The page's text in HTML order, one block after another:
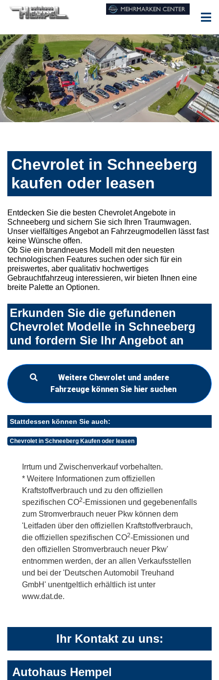
Chevrolet in Schneeberg
kaufen oder leasen
Entdecken Sie die besten Chevrolet Angebote in
Schneeberg und sichern Sie sich Ihren Traumwagen.
Unser vielfältiges Angebot an Fahrzeugmodellen lässt fast
keine Wünsche offen.
Ob Sie ein brandneues Modell mit den neuesten
technologischen Features suchen oder sich für ein
preiswertes, aber qualitativ hochwertiges
Gebrauchtfahrzeug interessieren, wir bieten Ihnen eine
breite Palette an Optionen.
Erkunden Sie die gefundenen
Chevrolet Modelle in Schneeberg
und fordern Sie Ihr Angebot an
Weitere Chevrolet und andere
Fahrzeuge können Sie hier suchen
Stattdessen können Sie auch:
Chevrolet in Schneeberg Kaufen oder leasen
Irrtum und Zwischenverkauf vorbehalten.
* Weitere Informationen zum offiziellen
Kraftstoffverbrauch und zu den offiziellen
spezifischen CO2-Emissionen und gegebenenfalls
zum Stromverbrauch neuer Pkw können dem
'Leitfaden über den offiziellen Kraftstoffverbrauch,
die offiziellen spezifischen CO2-Emissionen und
den offiziellen Stromverbrauch neuer Pkw'
entnommen werden, der an allen Verkaufsstellen
und bei der 'Deutschen Automobil Treuhand
GmbH' unentgeltlich erhältlich ist unter
www.dat.de.
Ihr Kontakt zu uns:
Autohaus Hempel